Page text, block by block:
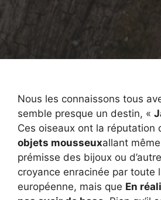
Nous les connaissons tous
semble presque un destin, «
Ces oiseaux ont la réputation
objets mousseuxallant même
prémisse des bijoux ou
croyance enracinée par toute
européenne, mais que En